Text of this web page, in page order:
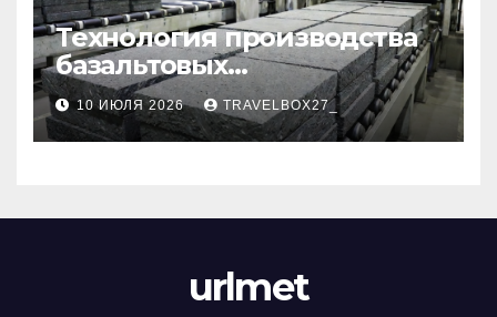
Технология производства
базальтовых
теплоизоляционных плит
по ГОСТ
10 ИЮЛЯ 2026 TRAVELBOX27_
urlmet